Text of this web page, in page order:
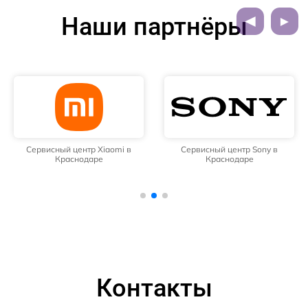
Наши партнёры
Сервисный центр Xiaomi в
Краснодаре
Сервисный центр Sony в
Краснодаре
Контакты